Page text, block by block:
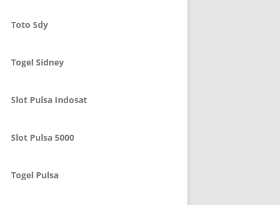
Toto Sdy
Togel Sidney
Slot Pulsa Indosat
Slot Pulsa 5000
Togel Pulsa